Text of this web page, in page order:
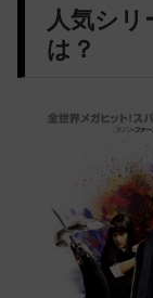
人気シリ
は？